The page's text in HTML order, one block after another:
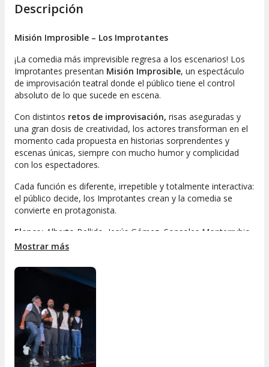
Descripción
Misión Improsible – Los Improtantes
¡La comedia más imprevisible regresa a los escenarios! Los
Improtantes presentan Misión Improsible, un espectáculo
de improvisación teatral donde el público tiene el control
absoluto de lo que sucede en escena.
Con distintos retos de improvisación, risas aseguradas y
una gran dosis de creatividad, los actores transforman en el
momento cada propuesta en historias sorprendentes y
escenas únicas, siempre con mucho humor y complicidad
con los espectadores.
Cada función es diferente, irrepetible y totalmente interactiva:
el público decide, los Improtantes crean y la comedia se
convierte en protagonista.
Elenco: Alberto Bellido, Jesús Gómez, Sonsoles Monterrubio
y Franz Seguiel.
Una experiencia fresca, divertida y participativa que hará que
quieras repetir.
Mostrar más